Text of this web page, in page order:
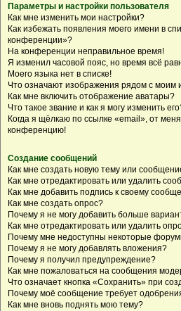
Параметры и настройки пользователя
Как мне изменить мои настройки?
Как избежать появления моего имени в
конференции»?
На конференции неправильное время!
Я изменил часовой пояс, но время всё
Моего языка нет в списке!
Что означают изображения рядом с моим
Как мне включить отображение аватары?
Что такое звание и как я могу изменить
Когда я щёлкаю по ссылке «email», от
конференцию!
Создание сообщений
Как мне создать новую тему или
Как мне отредактировать или удалить
Как мне добавить подпись к своему
Как мне создать опрос?
Почему я не могу добавить больше
Как мне отредактировать или удалить
Почему мне недоступны некоторые
Почему я не могу добавлять вложения?
Почему я получил предупреждение?
Как мне пожаловаться на сообщения
Что означает кнопка «Сохранить» при
Почему моё сообщение требует
Как мне вновь поднять мою тему?